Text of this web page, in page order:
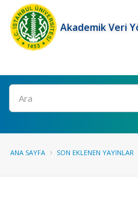
Akademik Veri
Ara
ANA SAYFA SON EKLENEN YAYINLAR